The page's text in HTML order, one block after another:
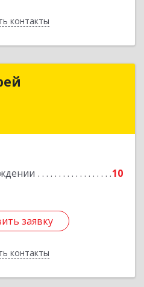
контакты
10
заявку
контакты
Андрей
Подробнее
заявку